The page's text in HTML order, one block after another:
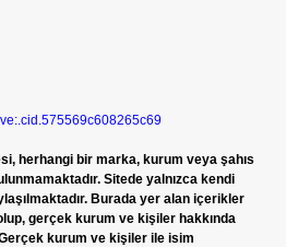
herhangi bir marka, kurum veya şahıs
Sitede yalnızca kendi
Burada yer alan içerikler
gerçek kurum ve kişiler hakkında
kurum ve kişiler ile isim